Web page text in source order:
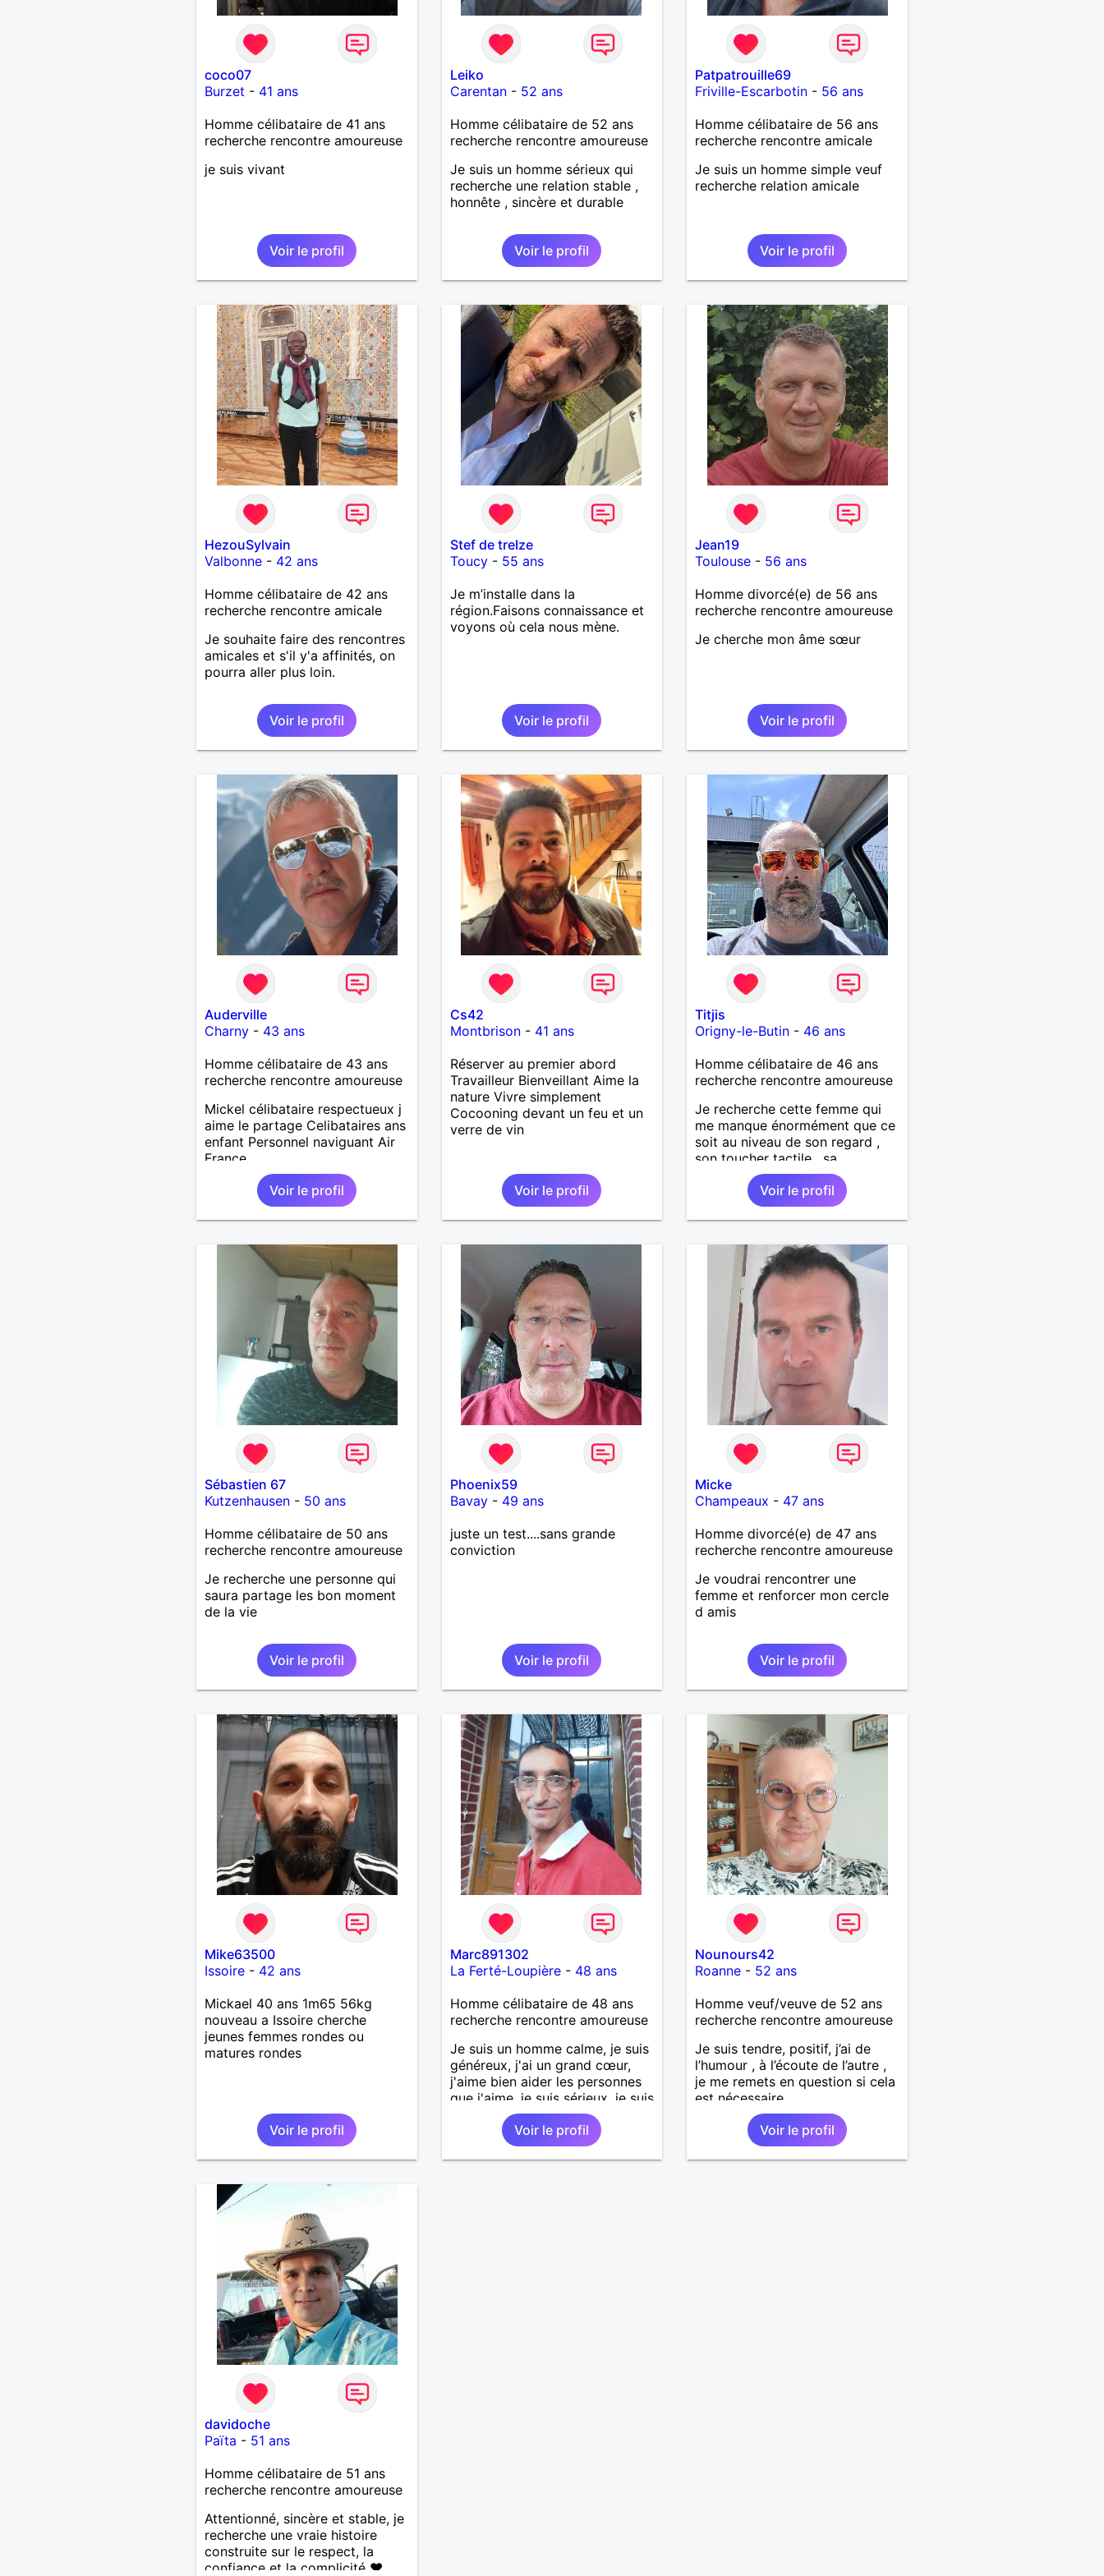
coco07
Burzet - 41 ans
Homme célibataire de 41 ans
recherche rencontre amoureuse
je suis vivant
Voir le profil
Leiko
Carentan- 52 ans
Homme célibataire de 52 ans
recherche rencontre amoureuse
Je suis un homme sérieux qui
recherche une relation stable ,
honnête , sincère et durable
Voir le profil
Patpatrouille69
Friville-Escarbotin - 56 ans
Homme célibataire de 56 ans
recherche rencontre amicale
Je suis un homme simple veuf
recherche relation amicale
Voir le profil
HezouSylvain
Valbonne- 42 ans
Homme célibataire de 42 ans
recherche rencontre amicale
Je souhaite faire des rencontres
amicales et s'il y'a affinités, on
pourra aller plus loin.
Voir le profil
Stef de treIze
Toucy- 55 ans
Je m’installe dans la
région.Faisons connaissance et
voyons où cela nous mène.
Voir le profil
Jean19
Toulouse - 56 ans
Homme divorcé(e) de 56 ans
recherche rencontre amoureuse
Je cherche mon âme sœur
Voir le profil
Auderville
Charny- 43 ans
Homme célibataire de 43 ans
recherche rencontre amoureuse
Mickel célibataire respectueux j
aime le partage Celibataires ans
enfant Personnel naviguant Air
France
Voir le profil
Cs42
Montbrison- 41 ans
Réserver au premier abord
Travailleur Bienveillant Aime la
nature Vivre simplement
Cocooning devant un feu et un
verre de vin
Voir le profil
Titjis
Origny-le-Butin - 46 ans
Homme célibataire de 46 ans
recherche rencontre amoureuse
Je recherche cette femme qui
me manque énormément que ce
soit au niveau de son regard ,
son toucher tactile , sa
simplicité , sa douceur bref tout
ces défauts et ses qualités pour
une relation pérenne
Voir le profil
Sébastien 67
Kutzenhausen- 50 ans
Homme célibataire de 50 ans
recherche rencontre amoureuse
Je recherche une personne qui
saura partage les bon moment
de la vie
Voir le profil
Phoenix59
Bavay- 49 ans
juste un test....sans grande
conviction
Voir le profil
Micke
Champeaux - 47 ans
Homme divorcé(e) de 47 ans
recherche rencontre amoureuse
Je voudrai rencontrer une
femme et renforcer mon cercle
d amis
Voir le profil
Mike63500
Issoire- 42 ans
Mickael 40 ans 1m65 56kg
nouveau a Issoire cherche
jeunes femmes rondes ou
matures rondes
Voir le profil
Marc891302
La Ferté-Loupière- 48 ans
Homme célibataire de 48 ans
recherche rencontre amoureuse
Je suis un homme calme, je suis
généreux, j'ai un grand cœur,
j'aime bien aider les personnes
que j'aime, je suis sérieux, je suis
sincère, je suis honnête, j'aime
pas qu'on joue avec moi et
j'aime pas les mensonges. Je
cherche une relation amoureuse
Voir le profil
Nounours42
Roanne - 52 ans
Homme veuf/veuve de 52 ans
recherche rencontre amoureuse
Je suis tendre, positif, j’ai de
l’humour , à l’écoute de l’autre ,
je me remets en question si cela
est nécessaire.
Voir le profil
davidoche
Païta - 51 ans
Homme célibataire de 51 ans
recherche rencontre amoureuse
Attentionné, sincère et stable, je
recherche une vraie histoire
construite sur le respect, la
confiance et la complicité ❤️